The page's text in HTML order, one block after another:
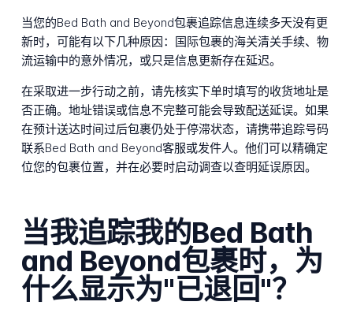
当您的Bed Bath and Beyond包裹追踪信息连续多天没有更
新时，可能有以下几种原因：国际包裹的海关清关手续、物
流运输中的意外情况，或只是信息更新存在延迟。
在采取进一步行动之前，请先核实下单时填写的收货地址是
否正确。地址错误或信息不完整可能会导致配送延误。如果
在预计送达时间过后包裹仍处于停滞状态，请携带追踪号码
联系Bed Bath and Beyond客服或发件人。他们可以精确定
位您的包裹位置，并在必要时启动调查以查明延误原因。
当我追踪我的Bed Bath
and Beyond包裹时，为
什么显示为"已退回"？